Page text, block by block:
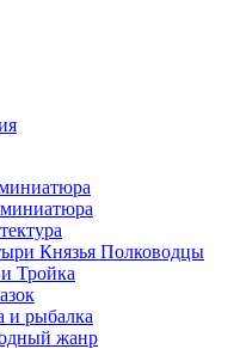
Князья Полководцы
Тройка
и рыбалка
жанр